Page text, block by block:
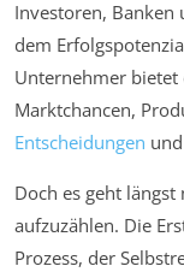
Investoren, Banken
dem
Unternehmer bietet
Marktchancen,
Entscheidungen
Doch es geht
aufzuzählen. Die
Prozess, der